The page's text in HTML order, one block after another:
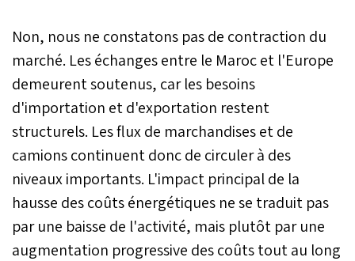
Non, nous ne constatons pas de contraction du
marché. Les échanges entre le Maroc et l'Europe
demeurent soutenus, car les besoins
d'importation et d'exportation restent
structurels. Les flux de marchandises et de
camions continuent donc de circuler à des
niveaux importants. L'impact principal de la
hausse des coûts énergétiques ne se traduit pas
par une baisse de l'activité, mais plutôt par une
augmentation progressive des coûts tout au long